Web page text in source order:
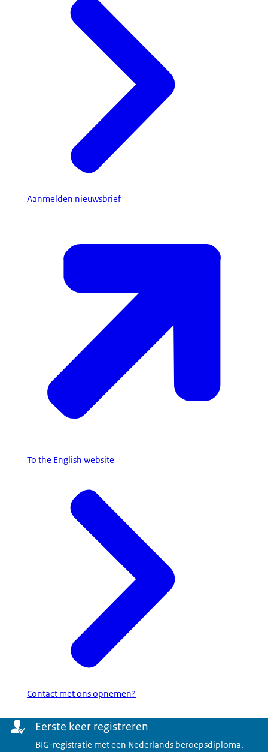
Aanmelden nieuwsbrief
To the English website
Contact met ons opnemen?
Menu Eerste keer registreren
BIG-registratie met een Nederlands beroepsdiploma.